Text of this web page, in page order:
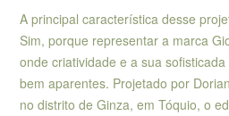
A principal característica desse
Sim, porque representar a marca
onde criatividade e a sua
bem aparentes. Projetado por
no distrito de Ginza, em Tóquio, o